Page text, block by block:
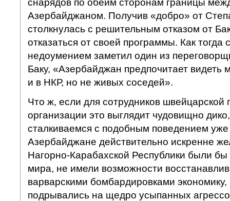
Азербайджаном. Получив «добро» от
столкнулась с решительным отказом от
отказаться от своей программы. Как тогда
недоумением заметил один из
Баку, «Азербайджан предпочитает видеть
и в НКР, но не живых соседей».
Что ж, если для сотрудников швейцарской
организации это выглядит чудовищно
сталкиваемся с подобным поведением
Азербайджане действительно искренне
Нагорно-Карабахской Республики были бы
мира, не имели возможности
варварскими бомбардировками
подрывались на щедро усыпанных